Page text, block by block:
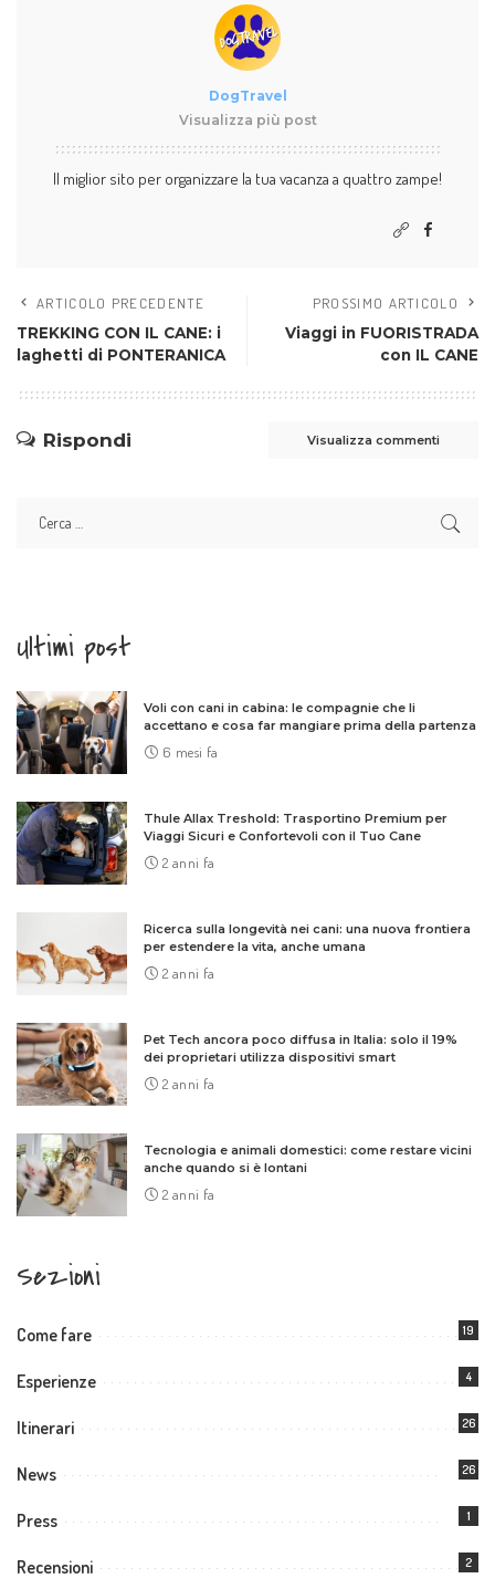
DogTravel
Visualizza più post
Il miglior sito per organizzare la tua vacanza a quattro zampe!
ARTICOLO PRECEDENTE
TREKKING CON IL CANE: i
laghetti di PONTERANICA
PROSSIMO ARTICOLO
Viaggi in FUORISTRADA
con IL CANE
Rispondi Visualizza commenti
Ultimi post
Voli con cani in cabina: le compagnie che li
accettano e cosa far mangiare prima della partenza
6 mesi fa
Thule Allax Treshold: Trasportino Premium per
Viaggi Sicuri e Confortevoli con il Tuo Cane
2 anni fa
Ricerca sulla longevità nei cani: una nuova frontiera
per estendere la vita, anche umana
2 anni fa
Pet Tech ancora poco diffusa in Italia: solo il 19%
dei proprietari utilizza dispositivi smart
2 anni fa
Tecnologia e animali domestici: come restare vicini
anche quando si è lontani
2 anni fa
Sezioni
Come fare 19
Esperienze 4
Itinerari 26
News 26
Press 1
Recensioni 2